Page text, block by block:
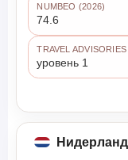
NUMBEO (2026)
74.6
TRAVEL ADVISORIES
уровень 1